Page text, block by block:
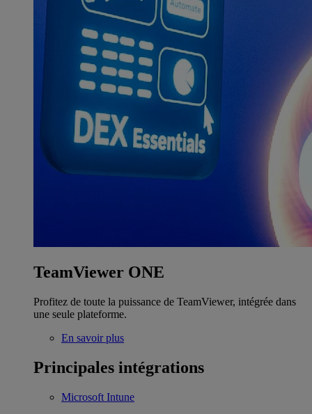
TeamViewer ONE
Profitez de toute la puissance de TeamViewer, intégrée dans
une seule plateforme.
En savoir plus
Principales intégrations
Microsoft Intune